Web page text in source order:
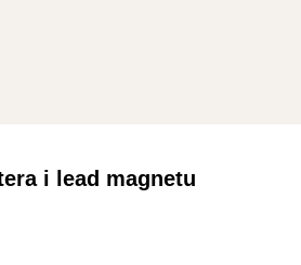
i lead magnetu